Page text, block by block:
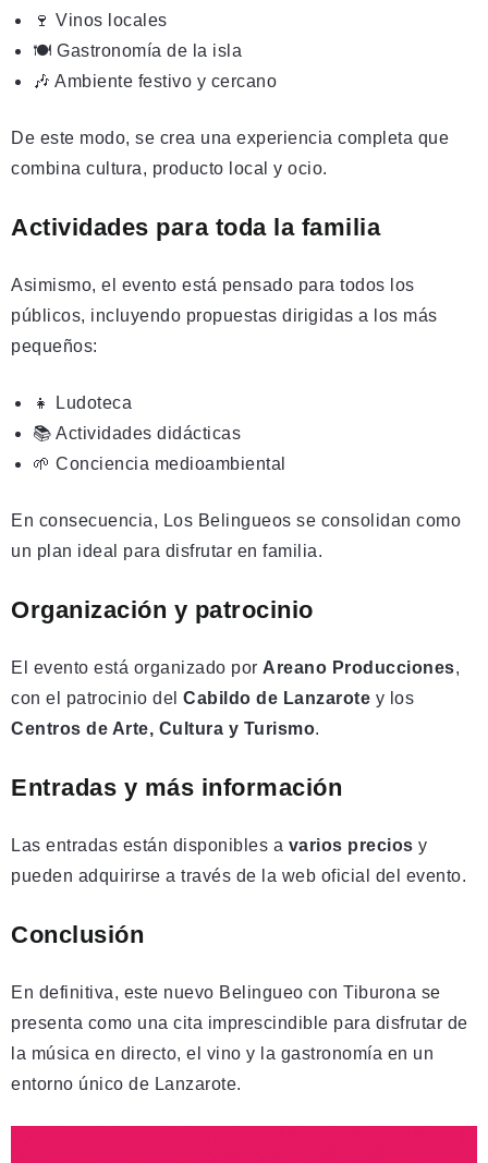
🍷 Vinos locales
🍽️ Gastronomía de la isla
🎶 Ambiente festivo y cercano
De este modo, se crea una experiencia completa que
combina cultura, producto local y ocio.
Actividades para toda la familia
Asimismo, el evento está pensado para todos los
públicos, incluyendo propuestas dirigidas a los más
pequeños:
👧 Ludoteca
📚 Actividades didácticas
🌱 Conciencia medioambiental
En consecuencia, Los Belingueos se consolidan como
un plan ideal para disfrutar en familia.
Organización y patrocinio
El evento está organizado por Areano Producciones,
con el patrocinio del Cabildo de Lanzarote y los
Centros de Arte, Cultura y Turismo.
Entradas y más información
Las entradas están disponibles a varios precios y
pueden adquirirse a través de la web oficial del evento.
Conclusión
En definitiva, este nuevo Belingueo con Tiburona se
presenta como una cita imprescindible para disfrutar de
la música en directo, el vino y la gastronomía en un
entorno único de Lanzarote.